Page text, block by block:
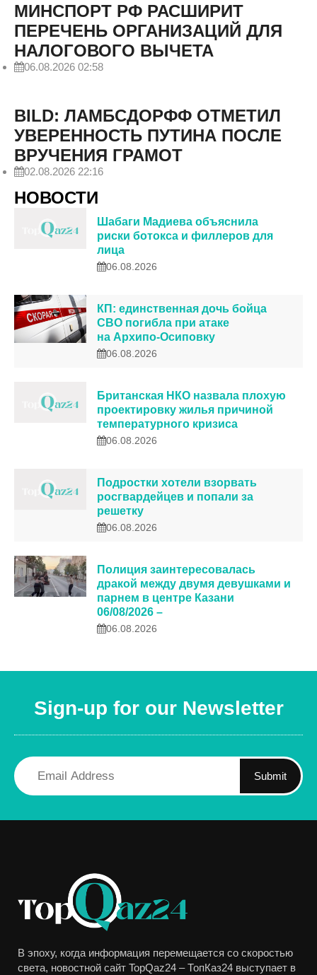
МИНСПОРТ РФ РАСШИРИТ
ПЕРЕЧЕНЬ ОРГАНИЗАЦИЙ ДЛЯ
НАЛОГОВОГО ВЫЧЕТА
06.08.2026 02:58
BILD: ЛАМБСДОРФФ ОТМЕТИЛ
УВЕРЕННОСТЬ ПУТИНА ПОСЛЕ
ВРУЧЕНИЯ ГРАМОТ
02.08.2026 22:16
НОВОСТИ
Шабаги Мадиева объяснила
риски ботокса и филлеров для
лица
06.08.2026
КП: единственная дочь бойца
СВО погибла при атаке
на Архипо-Осиповку
06.08.2026
Британская НКО назвала плохую
проектировку жилья причиной
температурного кризиса
06.08.2026
Подростки хотели взорвать
росгвардейцев и попали за
решетку
06.08.2026
Полиция заинтересовалась
дракой между двумя девушками и
парнем в центре Казани
06/08/2026 –
06.08.2026
Sign-up for our Newsletter
Submit
В эпоху, когда информация перемещается со скоростью
света, новостной сайт TopQaz24 – ТопКаз24 выступает в